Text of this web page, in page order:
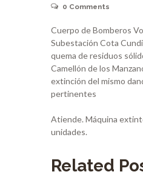
0 Comments
Cuerpo de Bomberos
Subestación Cota
quema de residuos
Camellón de los
extinción del mismo
pertinentes
Atiende. Máquina
unidades.
Related